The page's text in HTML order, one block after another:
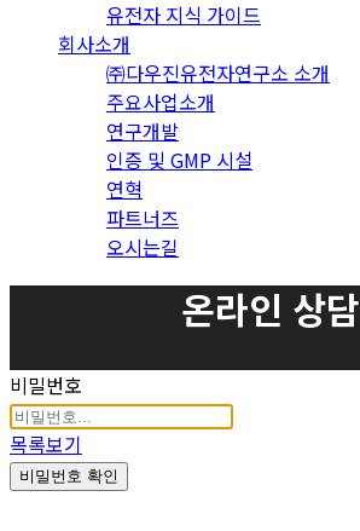
유전자 지식 가이드
회사소개
㈜다우진유전자연구소 소개
주요사업소개
연구개발
인증 및 GMP 시설
연혁
파트너즈
오시는길
온라인 상담
비밀번호
목록보기
비밀번호 확인